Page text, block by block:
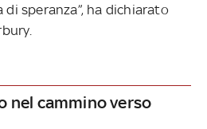
speranza”, ha dichiarato
nel cammino verso